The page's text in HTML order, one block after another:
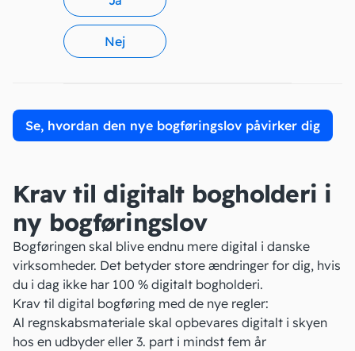
Nej
Krav til digitalt bogholderi i
ny bogføringslov
Bogføringen skal blive endnu mere digital i danske
virksomheder. Det betyder store ændringer for dig, hvis
du i dag ikke har 100 % digitalt bogholderi.
Krav til digital bogføring med de nye regler:
Al regnskabsmateriale skal opbevares digitalt i skyen
hos en udbyder eller 3. part i mindst fem år